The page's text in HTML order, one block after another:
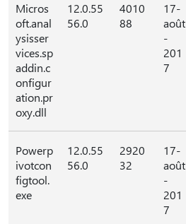
Micros
oft.anal
ysisser
vices.sp
addin.c
onfigur
ation.pr
oxy.dll
12.0.55
56.0
4010
88
17-
août
-
201
7
Powerp
ivotcon
figtool.
exe
12.0.55
56.0
2920
32
17-
août
-
201
7